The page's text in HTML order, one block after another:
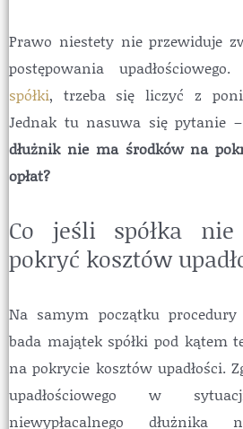
Prawo niestety nie przewiduje
postępowania upadłościowego.
spółki, trzeba się liczyć z
Jednak tu nasuwa się pytanie
dłużnik nie ma środków na
opłat?
Co jeśli spółka
pokryć kosztów
Na samym początku procedury
bada majątek spółki pod kątem
na pokrycie kosztów upadłości.
upadłościowego w
niewypłacalnego